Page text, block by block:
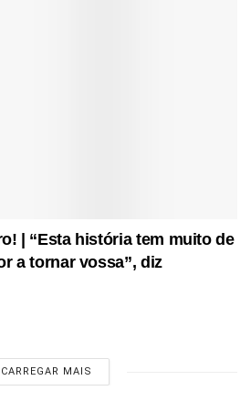
| “Esta história tem muito de
a tornar vossa”, diz
CARREGAR MAIS